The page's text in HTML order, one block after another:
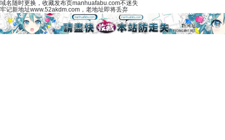
域名随时更换，收藏发布页manhuafabu.com不迷失
牢记新地址www.52akdm.com，老地址即将丢弃